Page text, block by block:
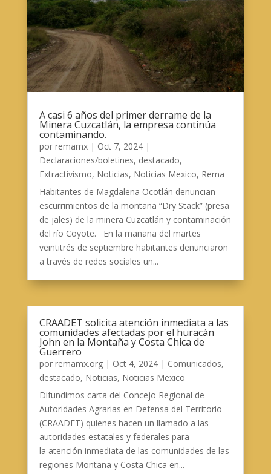
A casi 6 años del primer derrame de la
Minera Cuzcatlán, la empresa continúa
contaminando.
por remamx| Oct 7, 2024|
Declaraciones/boletines, destacado,
Extractivismo, Noticias, Noticias Mexico, Rema
Habitantes de Magdalena Ocotlán denuncian
escurrimientos de la montaña “Dry Stack” (presa
de jales) de la minera Cuzcatlán y contaminación
del río Coyote. En la mañana del martes
veintitrés de septiembre habitantes denunciaron
a través de redes sociales un...
CRAADET solicita atención inmediata a las
comunidades afectadas por el huracán
John en la Montaña y Costa Chica de
Guerrero
por remamx.org| Oct 4, 2024| Comunicados,
destacado, Noticias, Noticias Mexico
Difundimos carta del Concejo Regional de
Autoridades Agrarias en Defensa del Territorio
(CRAADET) quienes hacen un llamado a las
autoridades estatales y federales para
la atención inmediata de las comunidades de las
regiones Montaña y Costa Chica en...